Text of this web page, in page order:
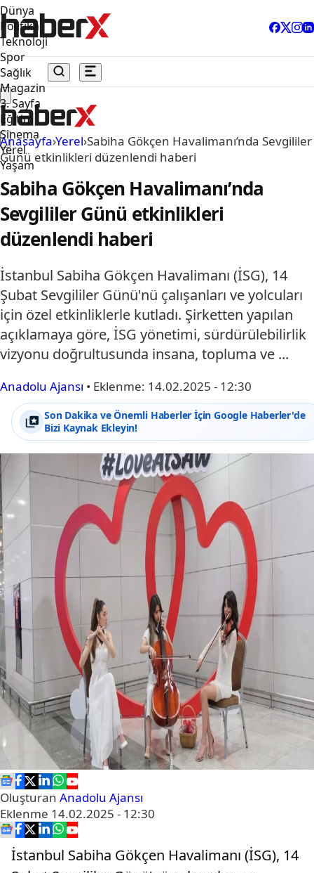
Dünya
Politika
Teknoloji
Spor
Sağlık
Magazin
3. Sayfa
Eğitim
Sinema
Yerel
Yaşam
Anasayfa›Yerel›Sabiha Gökçen Havalimanı’nda Sevgililer
Günü etkinlikleri düzenlendi haberi
Sabiha Gökçen Havalimanı’nda
Sevgililer Günü etkinlikleri
düzenlendi haberi
İstanbul Sabiha Gökçen Havalimanı (İSG), 14
Şubat Sevgililer Günü'nü çalışanları ve yolcuları
için özel etkinliklerle kutladı. Şirketten yapılan
açıklamaya göre, İSG yönetimi, sürdürülebilirlik
vizyonu doğrultusunda insana, topluma ve ...
Anadolu Ajansı • Eklenme: 14.02.2025 - 12:30
Son Dakika ve Önemli Haberler İçin Google Haberler'de
Bizi Kaynak Ekleyin!
Oluşturan Anadolu Ajansı
Eklenme 14.02.2025 - 12:30
İstanbul Sabiha Gökçen Havalimanı (İSG), 14